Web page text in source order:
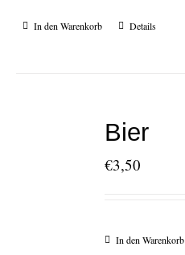
In den Warenkorb Details
Bier
€3,50
In den Warenkorb